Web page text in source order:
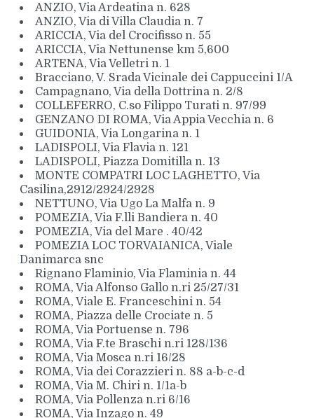
ANZIO, Via Ardeatina n. 628
ANZIO, Via di Villa Claudia n. 7
ARICCIA, Via del Crocifisso n. 55
ARICCIA, Via Nettunense km 5,600
ARTENA, Via Velletri n. 1
Bracciano, V. Srada Vicinale dei Cappuccini 1/A
Campagnano, Via della Dottrina n. 2/8
COLLEFERRO, C.so Filippo Turati n. 97/99
GENZANO DI ROMA, Via Appia Vecchia n. 6
GUIDONIA, Via Longarina n. 1
LADISPOLI, Via Flavia n. 121
LADISPOLI, Piazza Domitilla n. 13
MONTE COMPATRI LOC LAGHETTO, Via
Casilina,2912/2924/2928
NETTUNO, Via Ugo La Malfa n. 9
POMEZIA, Via F.lli Bandiera n. 40
POMEZIA, Via del Mare . 40/42
POMEZIA LOC TORVAIANICA, Viale
Danimarca snc
Rignano Flaminio, Via Flaminia n. 44
ROMA, Via Alfonso Gallo n.ri 25/27/31
ROMA, Viale E. Franceschini n. 54
ROMA, Piazza delle Crociate n. 5
ROMA, Via Portuense n. 796
ROMA, Via F.te Braschi n.ri 128/136
ROMA, Via Mosca n.ri 16/28
ROMA, Via dei Corazzieri n. 88 a-b-c-d
ROMA, Via M. Chiri n. 1/1a-b
ROMA, Via Pollenza n.ri 6/16
ROMA, Via Inzago n. 49